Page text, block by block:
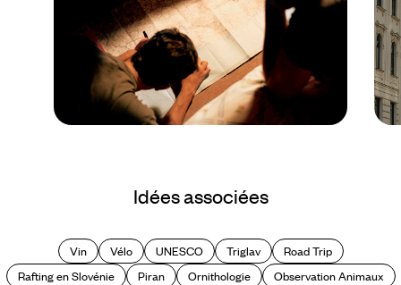
Quand partir en
Slovénie ?
Idées associées
Vin Vélo UNESCO Triglav
Road Trip
Rafting en Slovénie
Piran Ornithologie
Observation Animaux